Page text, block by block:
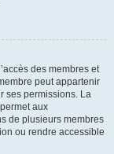
des membres et
peut appartenir
ses permissions. La
aux
de plusieurs membres
ou rendre accessible